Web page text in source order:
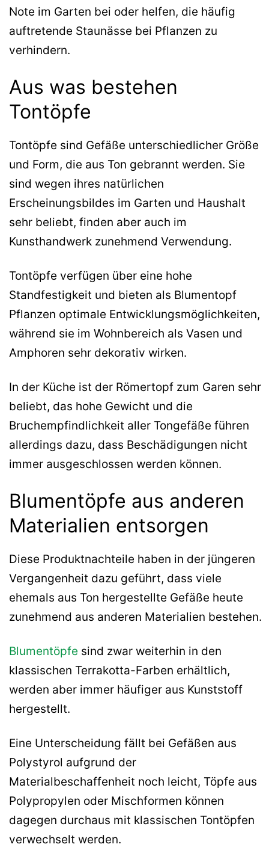
Note im Garten bei oder helfen, die häufig
auftretende Staunässe bei Pflanzen zu
verhindern.
Aus was bestehen
Tontöpfe
Tontöpfe sind Gefäße unterschiedlicher Größe
und Form, die aus Ton gebrannt werden. Sie
sind wegen ihres natürlichen
Erscheinungsbildes im Garten und Haushalt
sehr beliebt, finden aber auch im
Kunsthandwerk zunehmend Verwendung.
Tontöpfe verfügen über eine hohe
Standfestigkeit und bieten als Blumentopf
Pflanzen optimale Entwicklungsmöglichkeiten,
während sie im Wohnbereich als Vasen und
Amphoren sehr dekorativ wirken.
In der Küche ist der Römertopf zum Garen sehr
beliebt, das hohe Gewicht und die
Bruchempfindlichkeit aller Tongefäße führen
allerdings dazu, dass Beschädigungen nicht
immer ausgeschlossen werden können.
Blumentöpfe aus anderen
Materialien entsorgen
Diese Produktnachteile haben in der jüngeren
Vergangenheit dazu geführt, dass viele
ehemals aus Ton hergestellte Gefäße heute
zunehmend aus anderen Materialien bestehen.
Blumentöpfe sind zwar weiterhin in den
klassischen Terrakotta-Farben erhältlich,
werden aber immer häufiger aus Kunststoff
hergestellt.
Eine Unterscheidung fällt bei Gefäßen aus
Polystyrol aufgrund der
Materialbeschaffenheit noch leicht, Töpfe aus
Polypropylen oder Mischformen können
dagegen durchaus mit klassischen Tontöpfen
verwechselt werden.